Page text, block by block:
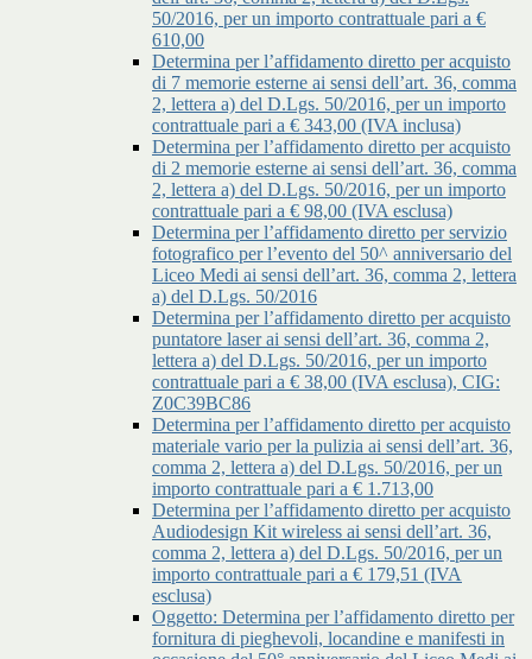
50/2016, per un importo contrattuale pari a €
610,00
Determina per l’affidamento diretto per acquisto
di 7 memorie esterne ai sensi dell’art. 36, comma
2, lettera a) del D.Lgs. 50/2016, per un importo
contrattuale pari a € 343,00 (IVA inclusa)
Determina per l’affidamento diretto per acquisto
di 2 memorie esterne ai sensi dell’art. 36, comma
2, lettera a) del D.Lgs. 50/2016, per un importo
contrattuale pari a € 98,00 (IVA esclusa)
Determina per l’affidamento diretto per servizio
fotografico per l’evento del 50^ anniversario del
Liceo Medi ai sensi dell’art. 36, comma 2, lettera
a) del D.Lgs. 50/2016
Determina per l’affidamento diretto per acquisto
puntatore laser ai sensi dell’art. 36, comma 2,
lettera a) del D.Lgs. 50/2016, per un importo
contrattuale pari a € 38,00 (IVA esclusa), CIG:
Z0C39BC86
Determina per l’affidamento diretto per acquisto
materiale vario per la pulizia ai sensi dell’art. 36,
comma 2, lettera a) del D.Lgs. 50/2016, per un
importo contrattuale pari a € 1.713,00
Determina per l’affidamento diretto per acquisto
Audiodesign Kit wireless ai sensi dell’art. 36,
comma 2, lettera a) del D.Lgs. 50/2016, per un
importo contrattuale pari a € 179,51 (IVA
esclusa)
Oggetto: Determina per l’affidamento diretto per
fornitura di pieghevoli, locandine e manifesti in